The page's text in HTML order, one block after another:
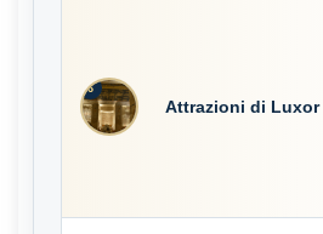
6
Attrazioni di Luxor